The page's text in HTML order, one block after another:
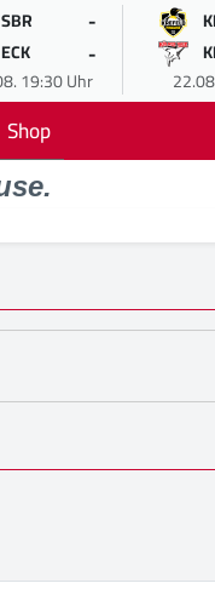
SBR -
ECK -
19:30 Uhr
Shop